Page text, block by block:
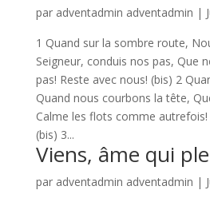
par adventadmin adventadmin |
1 Quand sur la sombre route,
Seigneur, conduis nos pas, Que
pas! Reste avec nous! (bis) 2
Quand nous courbons la tête,
Calme les flots comme
(bis) 3...
Viens, âme qui
par adventadmin adventadmin |